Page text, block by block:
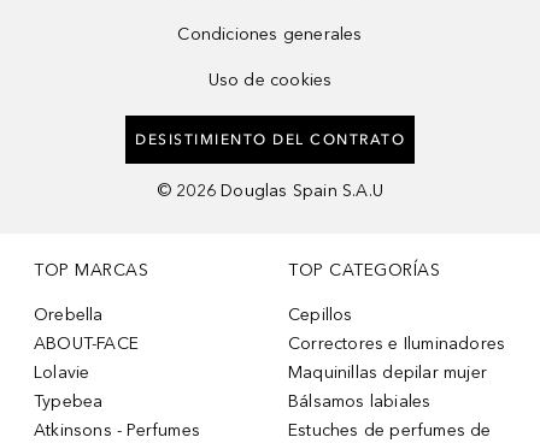
Condiciones generales
Uso de cookies
DESISTIMIENTO DEL CONTRATO
© 2026 Douglas Spain S.A.U
TOP MARCAS
Orebella
ABOUT-FACE
Lolavie
Typebea
Atkinsons - Perfumes
TOP CATEGORÍAS
Cepillos
Correctores e Iluminadores
Maquinillas depilar mujer
Bálsamos labiales
Estuches de perfumes de